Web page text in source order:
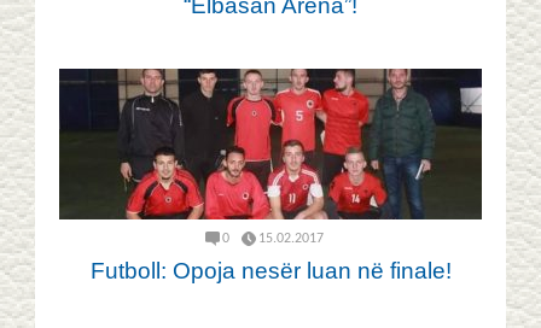
0 15.02.2017
Futboll: Opoja nesër luan në finale!